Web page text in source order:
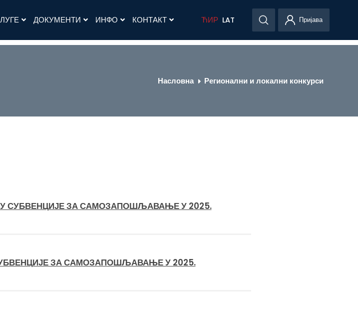
ДОКУМЕНТИ ИНФО КОНТАКТ ЋИР LAT Пријава
Насловна Регионални и локални конкурси
СУБВЕНЦИЈЕ ЗА САМОЗАПОШЉАВАЊЕ У 2025.
ЗА САМОЗАПОШЉАВАЊЕ У 2025.